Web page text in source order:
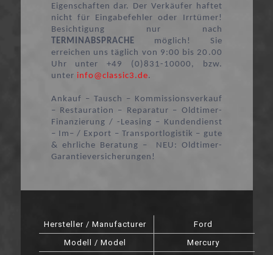
Eigenschaften dar. Der Verkäufer haftet
nicht für Eingabefehler oder Irrtümer!
Besichtigung nur nach
TERMINABSPRACHE möglich! Sie
erreichen uns täglich von 9:00 bis 20.00
Uhr unter +49 (0)831-10000, bzw.
unter info@classic3.de.
Ankauf – Tausch – Kommissionsverkauf
– Restauration – Reparatur – Oldtimer-
Finanzierung / -Leasing – Kundendienst
– Im– / Export – Transportlogistik – gute
& ehrliche Beratung – NEU: Oldtimer-
Garantieversicherungen!
Hersteller / Manufacturer
Ford
Modell / Model
Mercury